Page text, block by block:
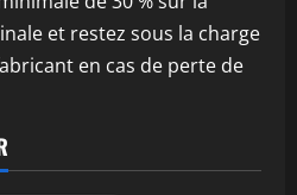
et restez sous la charge
en cas de perte de